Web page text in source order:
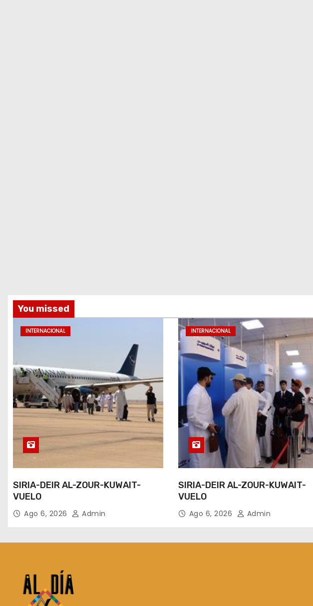
You missed
INTERNACIONAL
SIRIA-DEIR AL-ZOUR-KUWAIT-
VUELO
Ago 6, 2026 Admin
INTERNACIONAL
SIRIA-DEIR AL-ZOUR-KUWAIT-
VUELO
Ago 6, 2026 Admin